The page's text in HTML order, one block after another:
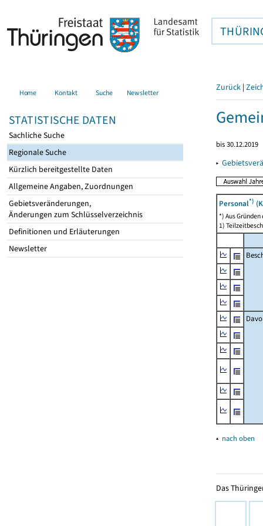
Home Kontakt Suche Newsletter
STATISTISCHE DATEN
Sachliche Suche
Regionale Suche
Kürzlich bereitgestellte Daten
Allgemeine Angaben, Zuordnungen
Gebietsveränderungen,
Änderungen zum Schlüsselverzeichnis
Definitionen und Erläuterungen
Newsletter
Zurück |
bis 30.12.2019
▸
Personal*)
*) Aus
1)
▴ nach oben
Das